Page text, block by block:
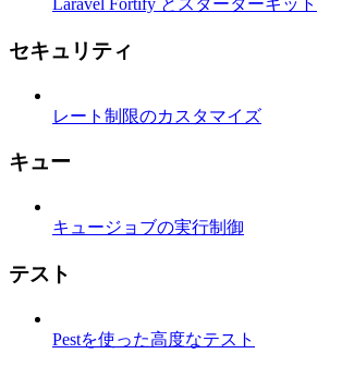
Laravel Fortify とスターターキット
セキュリティ
レート制限のカスタマイズ
キュー
キュージョブの実行制御
テスト
Pestを使った高度なテスト